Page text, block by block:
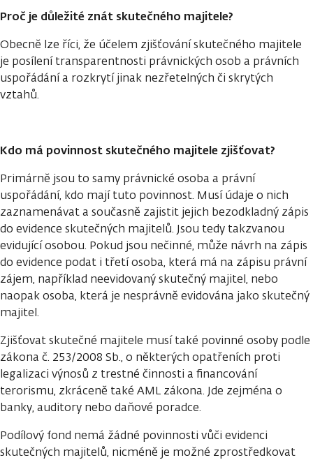
Proč je důležité znát skutečného majitele?
Obecně lze říci, že účelem zjišťování skutečného majitele
je posílení transparentnosti právnických osob a právních
uspořádání a rozkrytí jinak nezřetelných či skrytých
vztahů.
Kdo má povinnost skutečného majitele zjišťovat?
Primárně jsou to samy právnické osoba a právní
uspořádání, kdo mají tuto povinnost. Musí údaje o nich
zaznamenávat a současně zajistit jejich bezodkladný zápis
do evidence skutečných majitelů. Jsou tedy takzvanou
evidující osobou. Pokud jsou nečinné, může návrh na zápis
do evidence podat i třetí osoba, která má na zápisu právní
zájem, například neevidovaný skutečný majitel, nebo
naopak osoba, která je nesprávně evidována jako skutečný
majitel.
Zjišťovat skutečné majitele musí také povinné osoby podle
zákona č. 253/2008 Sb., o některých opatřeních proti
legalizaci výnosů z trestné činnosti a financování
terorismu, zkráceně také AML zákona. Jde zejména o
banky, auditory nebo daňové poradce.
Podílový fond nemá žádné povinnosti vůči evidenci
skutečných majitelů, nicméně je možné zprostředkovat